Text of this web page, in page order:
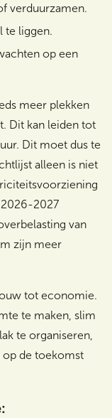
verduurzamen.
te liggen.
op een
meer plekken
Dit kan leiden tot
Dit moet dus te
alleen is niet
2026-2027
van
zijn meer
tot economie.
te maken, slim
te organiseren,
de toekomst